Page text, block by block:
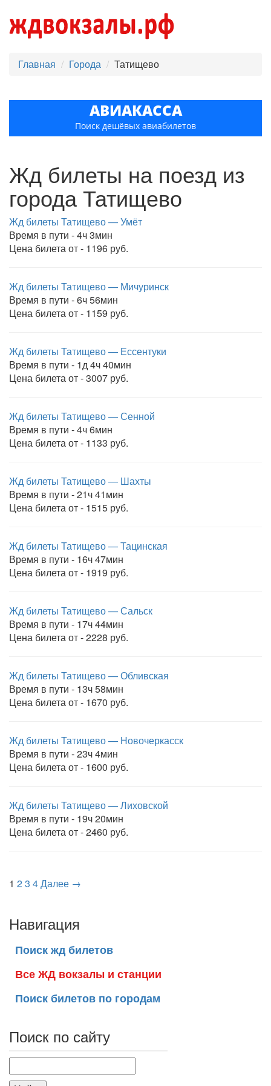
Главная Города Татищево
АВИАКАССА
Поиск дешёвых авиабилетов
Жд билеты на поезд из
города Татищево
Жд билеты Татищево — Умёт
Время в пути - 4ч 3мин
Цена билета от - 1196 руб.
Жд билеты Татищево — Мичуринск
Время в пути - 6ч 56мин
Цена билета от - 1159 руб.
Жд билеты Татищево — Ессентуки
Время в пути - 1д 4ч 40мин
Цена билета от - 3007 руб.
Жд билеты Татищево — Сенной
Время в пути - 4ч 6мин
Цена билета от - 1133 руб.
Жд билеты Татищево — Шахты
Время в пути - 21ч 41мин
Цена билета от - 1515 руб.
Жд билеты Татищево — Тацинская
Время в пути - 16ч 47мин
Цена билета от - 1919 руб.
Жд билеты Татищево — Сальск
Время в пути - 17ч 44мин
Цена билета от - 2228 руб.
Жд билеты Татищево — Обливская
Время в пути - 13ч 58мин
Цена билета от - 1670 руб.
Жд билеты Татищево — Новочеркасск
Время в пути - 23ч 4мин
Цена билета от - 1600 руб.
Жд билеты Татищево — Лиховской
Время в пути - 19ч 20мин
Цена билета от - 2460 руб.
1 23 4Далее →
Навигация
Поиск жд билетов
Все ЖД вокзалы и станции
Поиск билетов по городам
Поиск по сайту